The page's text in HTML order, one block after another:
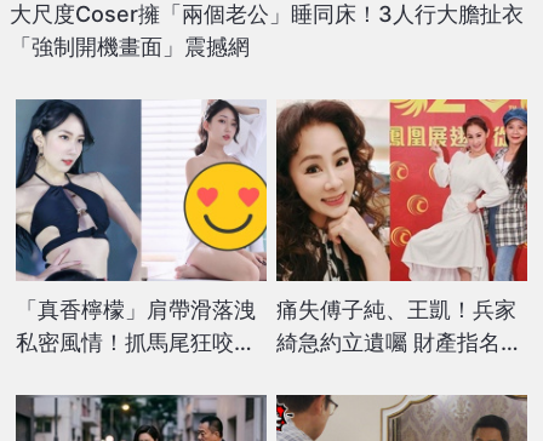
大尺度Coser擁「兩個老公」睡同床！3人行大膽扯衣
「強制開機畫面」震撼網
「真香檸檬」肩帶滑落洩
私密風情！抓馬尾狂咬
痛失傅子純、王凱！兵家
綺急約立遺囑 財產指名給
更像手足